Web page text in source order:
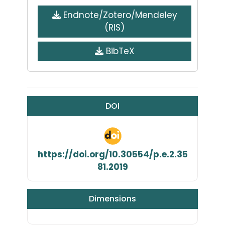
Endnote/Zotero/Mendeley
(RIS)
BibTeX
DOI
https://doi.org/10.30554/p.e.2.35
81.2019
Dimensions